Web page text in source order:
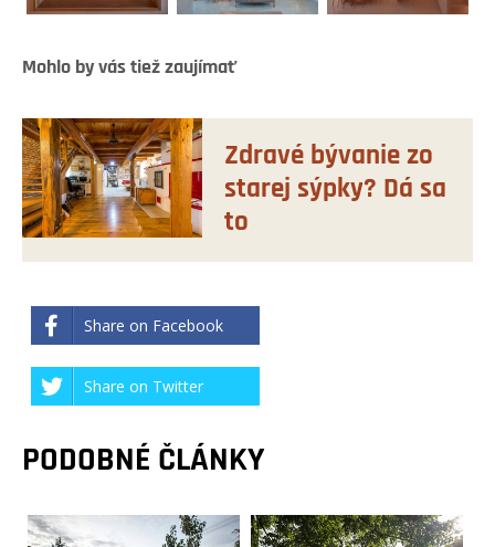
Mohlo by vás tiež zaujímať
Zdravé bývanie zo
starej sýpky? Dá sa
to
Share on Facebook
Share on Twitter
PODOBNÉ ČLÁNKY